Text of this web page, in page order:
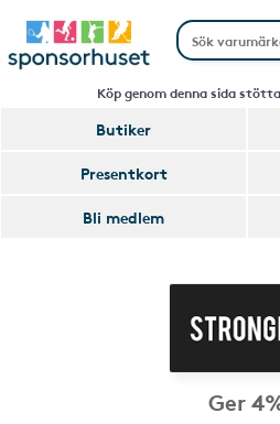
Köp genom denna sida
Butiker
Presentkort
Bli medlem
Ger